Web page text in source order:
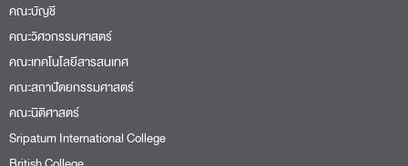
คณะบัญชี
คณะวิศวกรรมศาสตร์
คณะเทคโนโลยีสารสนเทศ
คณะสถาปัตยกรรมศาสตร์
คณะนิติศาสตร์
Sripatum International College